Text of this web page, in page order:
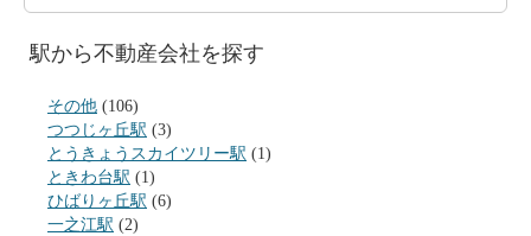
駅から不動産会社を探す
その他 (106)
つつじヶ丘駅 (3)
とうきょうスカイツリー駅 (1)
ときわ台駅 (1)
ひばりヶ丘駅 (6)
一之江駅 (2)